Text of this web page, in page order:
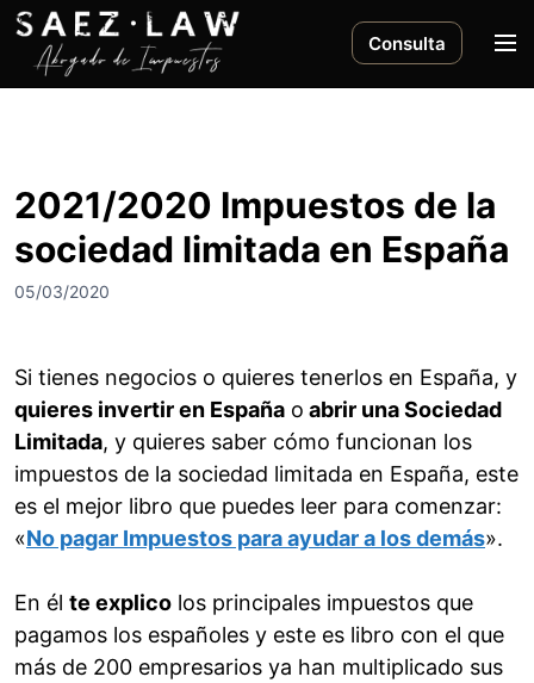
Consulta
M
2021/2020 Impuestos de la
sociedad limitada en España
05/03/2020
Si tienes negocios o quieres tenerlos en España, y
quieres invertir en España o abrir una Sociedad
Limitada, y quieres saber cómo funcionan los
impuestos de la sociedad limitada en España, este
es el mejor libro que puedes leer para comenzar:
«No pagar Impuestos para ayudar a los demás».
En él te explico los principales impuestos que
pagamos los españoles y este es libro con el que
más de 200 empresarios ya han multiplicado sus